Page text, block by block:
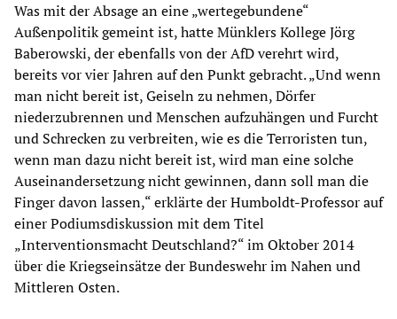
Was mit der Absage an eine „wertegebundene“
Außenpolitik gemeint ist, hatte Münklers Kollege Jörg
Baberowski, der ebenfalls von der AfD verehrt wird,
bereits vor vier Jahren auf den Punkt gebracht. „Und wenn
man nicht bereit ist, Geiseln zu nehmen, Dörfer
niederzubrennen und Menschen aufzuhängen und Furcht
und Schrecken zu verbreiten, wie es die Terroristen tun,
wenn man dazu nicht bereit ist, wird man eine solche
Auseinandersetzung nicht gewinnen, dann soll man die
Finger davon lassen,“ erklärte der Humboldt-Professor auf
einer Podiumsdiskussion mit dem Titel
„Interventionsmacht Deutschland?“ im Oktober 2014
über die Kriegseinsätze der Bundeswehr im Nahen und
Mittleren Osten.